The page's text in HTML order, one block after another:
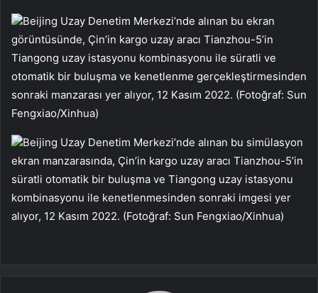
Beijing Uzay Denetim Merkezi’nde alınan bu ekran
görüntüsünde, Çin’in kargo uzay aracı Tianzhou-5’in
Tiangong uzay istasyonu kombinasyonu ile süratli ve
otomatik bir buluşma ve kenetlenme gerçekleştirmesinden
sonraki manzarası yer alıyor, 12 Kasım 2022. (Fotoğraf: Sun
Fengxiao/Xinhua)
Beijing Uzay Denetim Merkezi’nde alınan bu simülasyon
ekran manzarasında, Çin’in kargo uzay aracı Tianzhou-5’in
süratli otomatik bir buluşma ve Tiangong uzay istasyonu
kombinasyonu ile kenetlenmesinden sonraki imgesi yer
alıyor, 12 Kasım 2022. (Fotoğraf: Sun Fengxiao/Xinhua)